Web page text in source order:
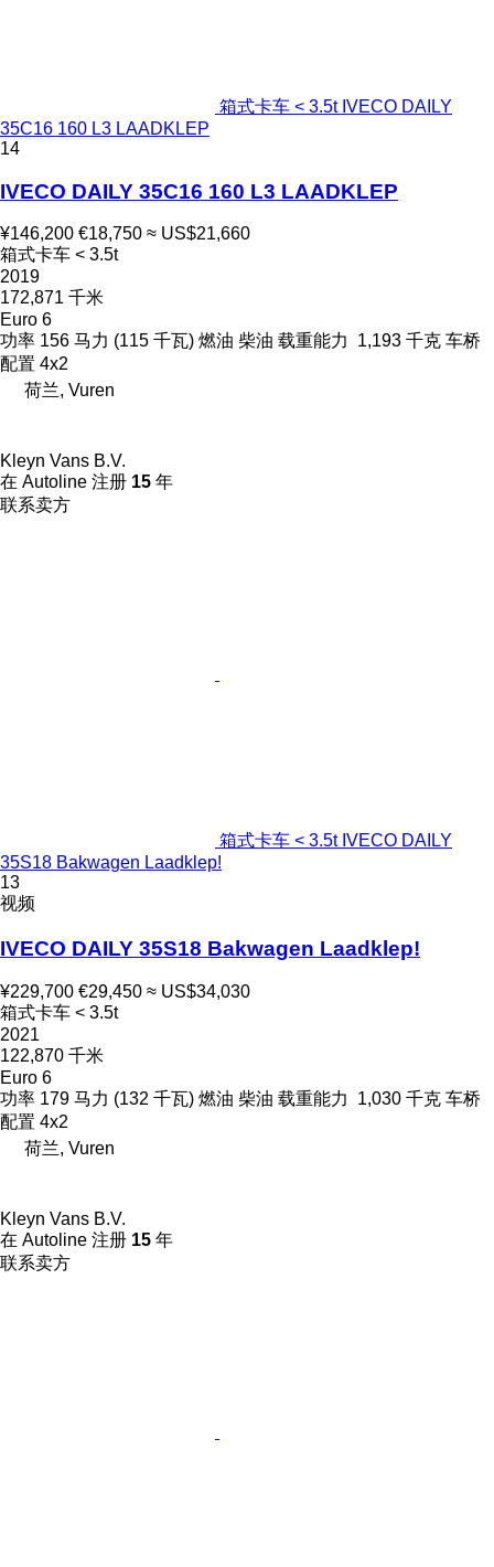
箱式卡车 < 3.5t IVECO DAILY
35C16 160 L3 LAADKLEP
14
IVECO DAILY 35C16 160 L3 LAADKLEP
¥146,200 €18,750 ≈ US$21,660
箱式卡车 < 3.5t
2019
172,871 千米
Euro 6
功率 156 马力 (115 千瓦) 燃油 柴油 载重能力 1,193 千克 车桥
配置 4x2
荷兰, Vuren
Kleyn Vans B.V.
在 Autoline 注册 15 年
联系卖方
箱式卡车 < 3.5t IVECO DAILY
35S18 Bakwagen Laadklep!
13
视频
IVECO DAILY 35S18 Bakwagen Laadklep!
¥229,700 €29,450 ≈ US$34,030
箱式卡车 < 3.5t
2021
122,870 千米
Euro 6
功率 179 马力 (132 千瓦) 燃油 柴油 载重能力 1,030 千克 车桥
配置 4x2
荷兰, Vuren
Kleyn Vans B.V.
在 Autoline 注册 15 年
联系卖方